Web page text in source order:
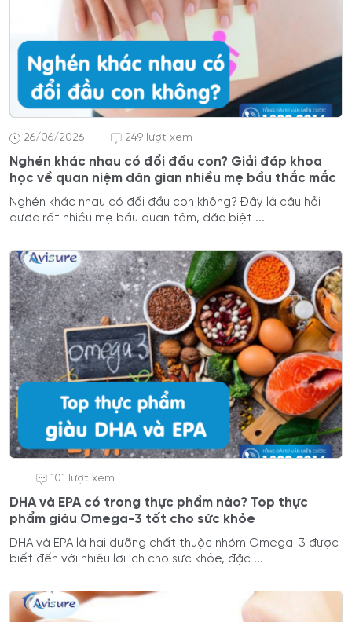
26/06/2026 249 lượt xem
Nghén khác nhau có đổi đầu con? Giải đáp khoa
học về quan niệm dân gian nhiều mẹ bầu thắc mắc
Nghén khác nhau có đổi đầu con không? Đây là câu hỏi
được rất nhiều mẹ bầu quan tâm, đặc biệt ...
101 lượt xem
DHA và EPA có trong thực phẩm nào? Top thực
phẩm giàu Omega-3 tốt cho sức khỏe
DHA và EPA là hai dưỡng chất thuộc nhóm Omega-3 được
biết đến với nhiều lợi ích cho sức khỏe, đặc ...